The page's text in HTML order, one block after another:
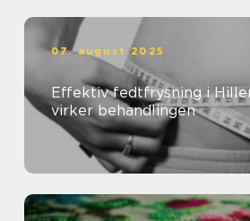
07. august 2025
Effektiv fedtfrysning i
virker behandlingen